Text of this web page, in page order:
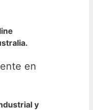
en
y